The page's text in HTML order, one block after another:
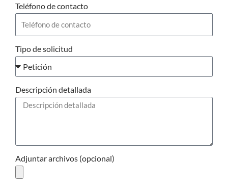
Teléfono de contacto
Tipo de solicitud
Descripción detallada
Adjuntar archivos (opcional)